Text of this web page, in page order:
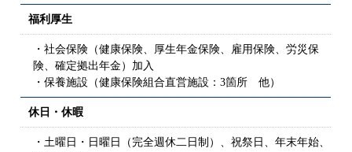
福利厚生
・社会保険（健康保険、厚生年金保険、雇用保険、労災保
険、確定拠出年金）加入
・保養施設（健康保険組合直営施設：3箇所 他）
休日・休暇
・土曜日・日曜日（完全週休二日制）、祝祭日、年末年始、